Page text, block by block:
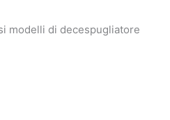
modelli di decespugliatore